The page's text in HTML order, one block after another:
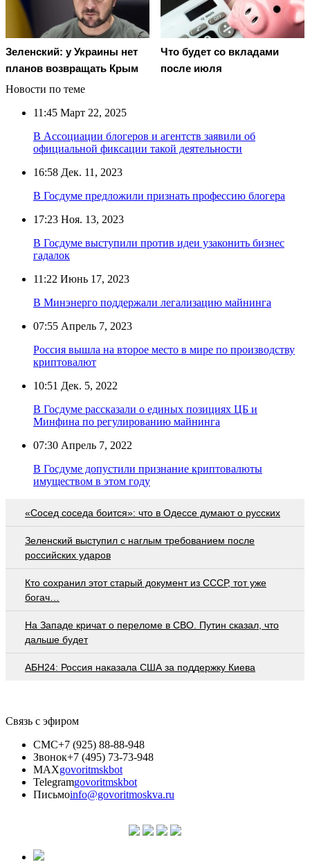
Зеленский: у Украины нет
планов возвращать Крым
Что будет со вкладами
после июля
Новости по теме
11:45 Март 22, 2025
В Ассоциации блогеров и агентств заявили об
официальной фиксации такой деятельности
16:58 Дек. 11, 2023
В Госдуме предложили признать профессию блогера
17:23 Ноя. 13, 2023
В Госдуме выступили против идеи узаконить бизнес
гадалок
11:22 Июнь 17, 2023
В Минэнерго поддержали легализацию майнинга
07:55 Апрель 7, 2023
Россия вышла на второе место в мире по производству
криптовалют
10:51 Дек. 5, 2022
В Госдуме рассказали о единых позициях ЦБ и
Минфина по регулированию майнинга
07:30 Апрель 7, 2022
В Госдуме допустили признание криптовалюты
имуществом в этом году
«Сосед соседа боится»: что в Одессе думают о русских
Зеленский выступил с наглым требованием после
российских ударов
Кто сохранил этот старый документ из СССР, тот уже
богач…
На Западе кричат о переломе в СВО. Путин сказал, что
дальше будет
АБН24: Россия наказала США за поддержку Киева
Связь с эфиром
СМС+7 (925) 88-88-948
Звонок+7 (495) 73-73-948
MAXgovoritmskbot
Telegramgovoritmskbot
Письмоinfo@govoritmoskva.ru